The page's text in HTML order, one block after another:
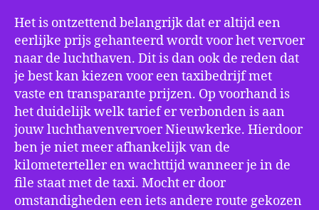
Het is ontzettend belangrijk dat er altijd een
eerlijke prijs gehanteerd wordt voor het vervoer
naar de luchthaven. Dit is dan ook de reden dat
je best kan kiezen voor een taxibedrijf met
vaste en transparante prijzen. Op voorhand is
het duidelijk welk tarief er verbonden is aan
jouw luchthavenvervoer Nieuwkerke. Hierdoor
ben je niet meer afhankelijk van de
kilometerteller en wachttijd wanneer je in de
file staat met de taxi. Mocht er door
omstandigheden een iets andere route gekozen